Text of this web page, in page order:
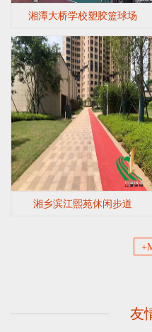
湘潭大桥学校塑胶篮球场
湘乡滨江熙苑休闲步道
友